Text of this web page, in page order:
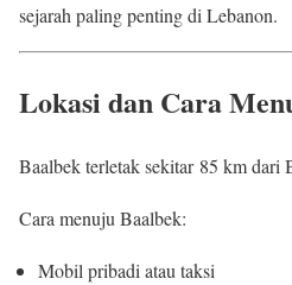
sejarah paling penting di Lebanon.
Lokasi dan Cara
Baalbek terletak sekitar 85 km dari
Cara menuju Baalbek:
Mobil pribadi atau taksi